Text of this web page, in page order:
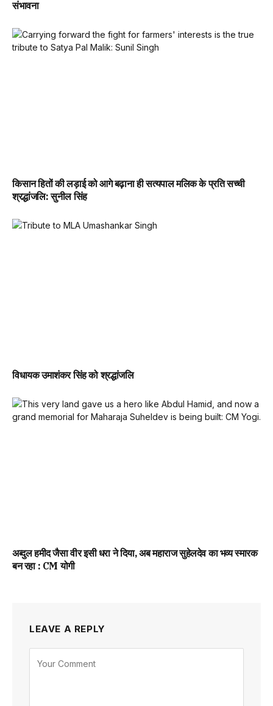
संभावना
किसान हितों की लड़ाई को आगे बढ़ाना ही सत्यपाल मलिक के प्रति सच्ची
श्रद्धांजलि: सुनील सिंह
विधायक उमाशंकर सिंह को श्रद्धांजलि
अब्दुल हमीद जैसा वीर इसी धरा ने दिया, अब महाराज सुहेलदेव का भव्य स्मारक
बन रहा : CM योगी
LEAVE A REPLY